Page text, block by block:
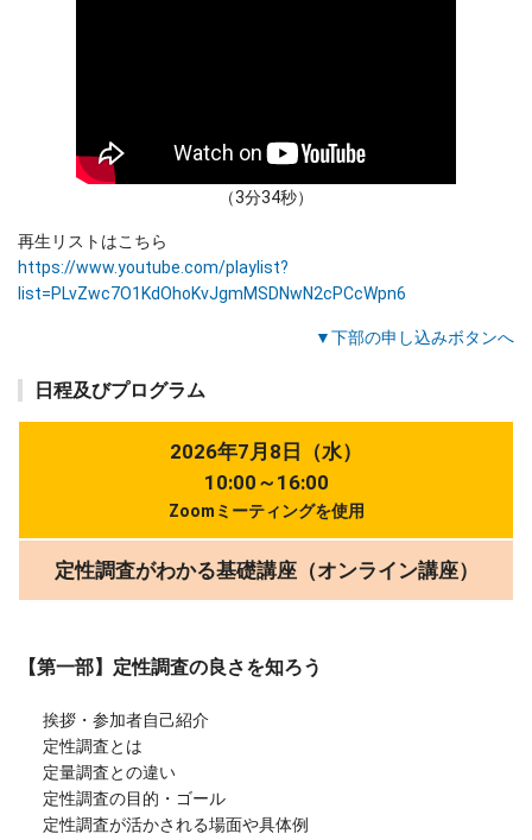
（3分34秒）
再生リストはこちら
https://www.youtube.com/playlist?
list=PLvZwc7O1KdOhoKvJgmMSDNwN2cPCcWpn6
▼下部の申し込みボタンへ
日程及びプログラム
2026年7月8日（水）
10:00～16:00
Zoomミーティングを使用
定性調査がわかる基礎講座（オンライン講座）
【第一部】定性調査の良さを知ろう
挨拶・参加者自己紹介
定性調査とは
定量調査との違い
定性調査の目的・ゴール
定性調査が活かされる場面や具体例